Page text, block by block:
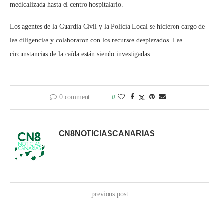
medicalizada hasta el centro hospitalario.
Los agentes de la Guardia Civil y la Policía Local se hicieron cargo de
las diligencias y colaboraron con los recursos desplazados. Las
circunstancias de la caída están siendo investigadas.
0 comment 0
CN8NOTICIASCANARIAS
previous post